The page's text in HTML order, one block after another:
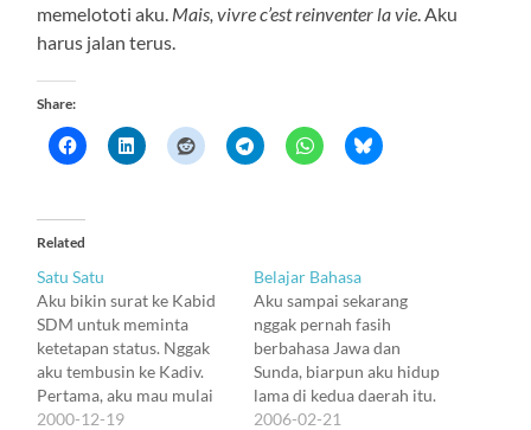
memelototi aku. Mais, vivre c’est reinventer la vie . Aku
harus jalan terus.
Share:
Related
Satu Satu
Aku bikin surat ke Kabid
SDM untuk meminta
ketetapan status. Nggak
aku tembusin ke Kadiv.
Pertama, aku mau mulai
ikutan nggak mengakui
2000-12-19
Belajar Bahasa
Aku sampai sekarang
nggak pernah fasih
berbahasa Jawa dan
Sunda, biarpun aku hidup
lama di kedua daerah itu.
Robby bilang aku
2006-02-21